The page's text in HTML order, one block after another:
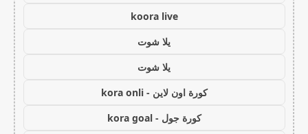
koora live
يلا شوت
يلا شوت
كورة اون لاين - kora onli
كورة جول - kora goal